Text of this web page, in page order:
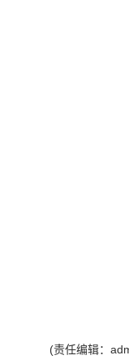
(责任编辑：